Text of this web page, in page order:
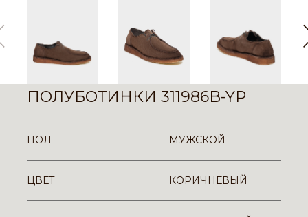
ПОЛУБОТИНКИ 311986B-YP
ПОЛ МУЖСКОЙ
ЦВЕТ КОРИЧНЕВЫЙ